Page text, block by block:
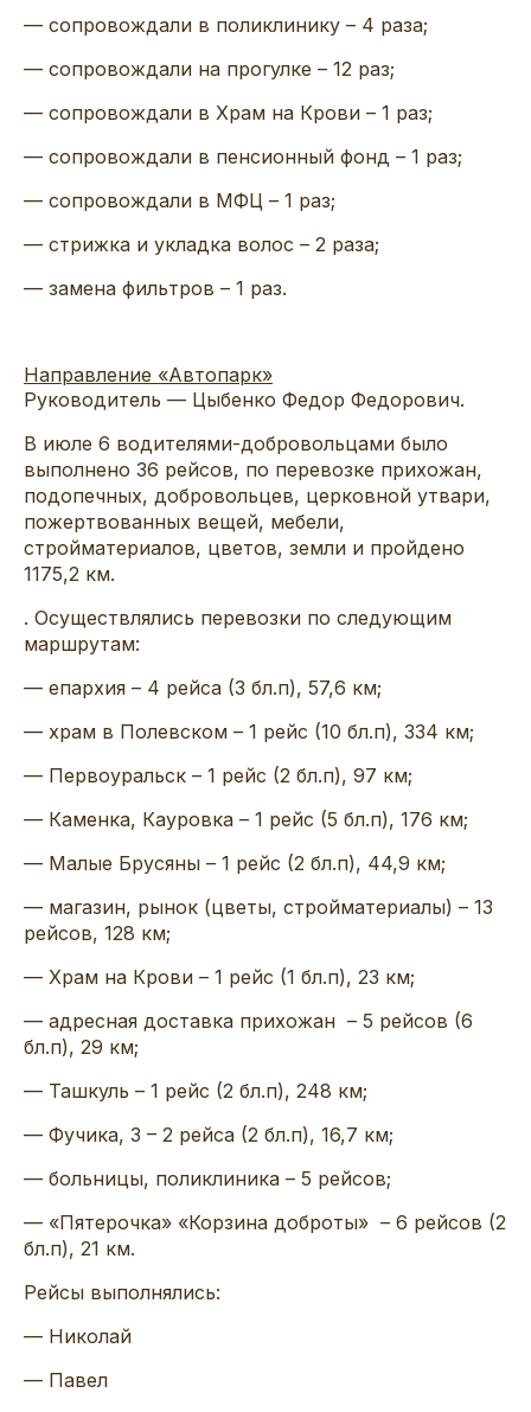
— сопровождали в поликлинику – 4 раза;
— сопровождали на прогулке – 12 раз;
— сопровождали в Храм на Крови – 1 раз;
— сопровождали в пенсионный фонд – 1 раз;
— сопровождали в МФЦ – 1 раз;
— стрижка и укладка волос – 2 раза;
— замена фильтров – 1 раз.
Направление «Автопарк»
Руководитель — Цыбенко Федор Федорович.
В июле 6 водителями-добровольцами было
выполнено 36 рейсов, по перевозке прихожан,
подопечных, добровольцев, церковной утвари,
пожертвованных вещей, мебели,
стройматериалов, цветов, земли и пройдено
1175,2 км.
. Осуществлялись перевозки по следующим
маршрутам:
— епархия – 4 рейса (3 бл.п), 57,6 км;
— храм в Полевском – 1 рейс (10 бл.п), 334 км;
— Первоуральск – 1 рейс (2 бл.п), 97 км;
— Каменка, Кауровка – 1 рейс (5 бл.п), 176 км;
— Малые Брусяны – 1 рейс (2 бл.п), 44,9 км;
— магазин, рынок (цветы, стройматериалы) – 13
рейсов, 128 км;
— Храм на Крови – 1 рейс (1 бл.п), 23 км;
— адресная доставка прихожан – 5 рейсов (6
бл.п), 29 км;
— Ташкуль – 1 рейс (2 бл.п), 248 км;
— Фучика, 3 – 2 рейса (2 бл.п), 16,7 км;
— больницы, поликлиника – 5 рейсов;
— «Пятерочка» «Корзина доброты» – 6 рейсов (2
бл.п), 21 км.
Рейсы выполнялись:
— Николай
— Павел